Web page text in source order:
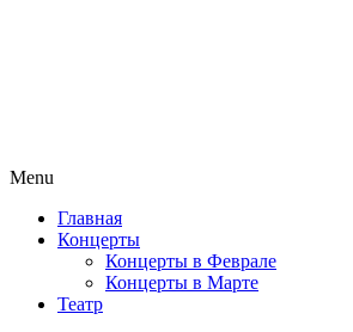
Menu
Главная
Концерты
Концерты в Феврале
Концерты в Марте
Театр